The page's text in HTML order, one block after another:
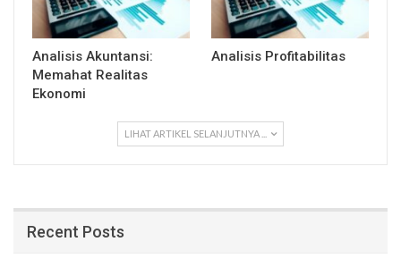
Analisis Akuntansi:
Memahat Realitas
Ekonomi
Analisis Profitabilitas
LIHAT ARTIKEL SELANJUTNYA ...
Recent Posts